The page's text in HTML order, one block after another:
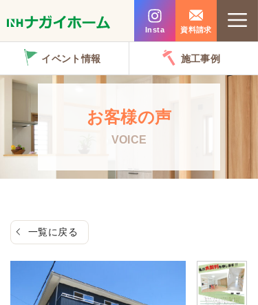
ン
プ
Insta 資料請求
イベント情報 施工事例
お客様の声
VOICE
一覧に戻る